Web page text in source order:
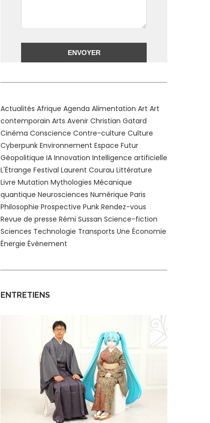
Actualités Afrique Agenda Alimentation Art Art
contemporain Arts Avenir Christian Gatard
Cinéma Conscience Contre-culture Culture
Cyberpunk Environnement Espace Futur
Géopolitique IA Innovation Intelligence artificielle
L'Étrange Festival Laurent Courau Littérature
Livre Mutation Mythologies Mécanique
quantique Neurosciences Numérique Paris
Philosophie Prospective Punk Rendez-vous
Revue de presse Rémi Sussan Science-fiction
Sciences Technologie Transports Une Économie
Énergie Évènement
ENTRETIENS